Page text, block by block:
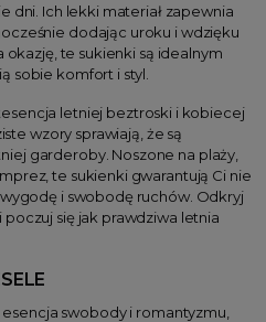
dni. Ich lekki materiał zapewnia
dodając uroku i wdzięku
okazję, te sukienki są idealnym
sobie komfort i styl.
letniej beztroski i kobiecej
wzory sprawiają, że są
garderoby. Noszone na plaży,
te sukienki gwarantują Ci nie
i swobodę ruchów. Odkryj
się jak prawdziwa letnia
swobody i romantyzmu,